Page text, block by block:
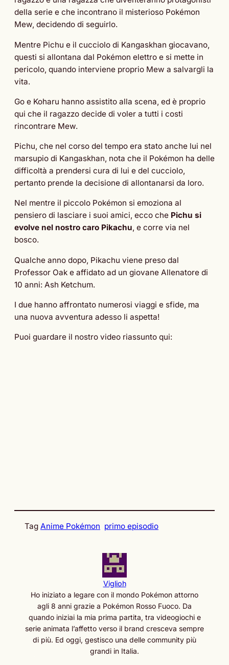
della serie e che incontrano il misterioso Pokémon
Mew, decidendo di seguirlo.
Mentre Pichu e il cucciolo di Kangaskhan giocavano,
questi si allontana dal Pokémon elettro e si mette in
pericolo, quando interviene proprio Mew a salvargli la
vita.
Go e Koharu hanno assistito alla scena, ed è proprio
qui che il ragazzo decide di voler a tutti i costi
rincontrare Mew.
Pichu, che nel corso del tempo era stato anche lui nel
marsupio di Kangaskhan, nota che il Pokémon ha delle
difficoltà a prendersi cura di lui e del cucciolo,
pertanto prende la decisione di allontanarsi da loro.
Nel mentre il piccolo Pokémon si emoziona al
pensiero di lasciare i suoi amici, ecco che Pichu si
evolve nel nostro caro Pikachu, e corre via nel
bosco.
Qualche anno dopo, Pikachu viene preso dal
Professor Oak e affidato ad un giovane Allenatore di
10 anni: Ash Ketchum.
I due hanno affrontato numerosi viaggi e sfide, ma
una nuova avventura adesso li aspetta!
Puoi guardare il nostro video riassunto qui:
Tag Anime Pokémon primo episodio
Viglioh
Ho iniziato a legare con il mondo Pokémon attorno
agli 8 anni grazie a Pokémon Rosso Fuoco. Da
quando iniziai la mia prima partita, tra videogiochi e
serie animata l’affetto verso il brand cresceva sempre
di più. Ed oggi, gestisco una delle community più
grandi in Italia.